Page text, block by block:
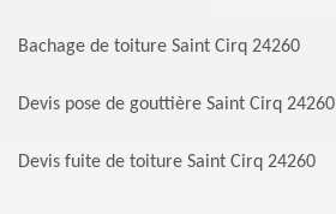
Bachage de toiture Saint Cirq 24260
Devis pose de gouttière Saint Cirq 24260
Devis fuite de toiture Saint Cirq 24260